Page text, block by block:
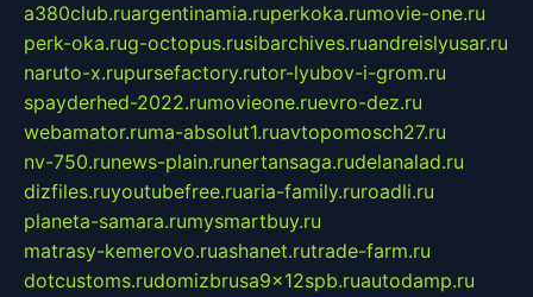
a380club.ruargentinamia.ruperkoka.rumovie-one.ru
perk-oka.rug-octopus.rusibarchives.ruandreislyusar.ru
naruto-x.rupursefactory.rutor-lyubov-i-grom.ru
spayderhed-2022.rumovieone.ruevro-dez.ru
webamator.ruma-absolut1.ruavtopomosch27.ru
nv-750.runews-plain.runertansaga.rudelanalad.ru
dizfiles.ruyoutubefree.ruaria-family.ruroadli.ru
planeta-samara.rumysmartbuy.ru
matrasy-kemerovo.ruashanet.rutrade-farm.ru
dotcustoms.rudomizbrusa9x12spb.ruautodamp.ru